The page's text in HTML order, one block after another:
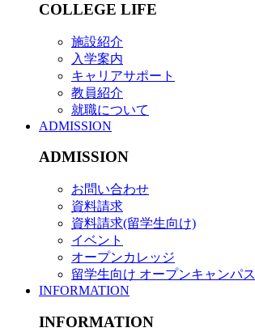
COLLEGE LIFE
施設紹介
入学案内
キャリアサポート
教員紹介
就職について
ADMISSION
ADMISSION
お問い合わせ
資料請求
資料請求(留学生向け)
イベント
オープンカレッジ
留学生向け オープンキャンパス
INFORMATION
INFORMATION